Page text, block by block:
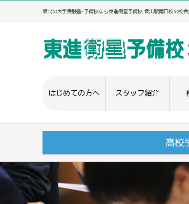
坂出の大学受験塾･予備校なら東進衛星予備校 坂出駅南口校の校
はじめての方へ スタッフ紹介
高校